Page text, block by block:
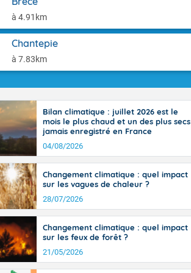
à 4.91km
Chantepie
à 7.83km
ensoleillée,
une
tramontane
midi,
avec
Du nord de
dans
Bilan climatique : juillet 2026 est le
mois le plus chaud et un des plus secs
jamais enregistré en France
04/08/2026
Changement climatique : quel impact
sur les vagues de chaleur ?
28/07/2026
Changement climatique : quel impact
sur les feux de forêt ?
21/05/2026